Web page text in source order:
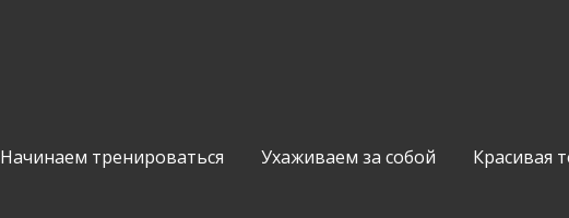
Начинаем тренироваться Ухаживаем за собой Красивая